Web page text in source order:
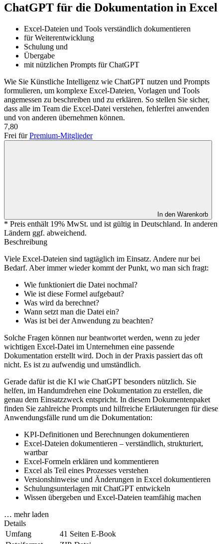
ChatGPT für die Dokumentation in Excel
Excel-Dateien und Tools verständlich dokumentieren
für Weiterentwicklung
Schulung und
Übergabe
mit nützlichen Prompts für ChatGPT
Wie Sie Künstliche Intelligenz wie ChatGPT nutzen und Prompts
formulieren, um komplexe Excel-Dateien, Vorlagen und Tools
angemessen zu beschreiben und zu erklären. So stellen Sie sicher,
dass alle im Team die Excel-Datei verstehen, fehlerfrei anwenden
und von anderen übernehmen können.
7,80
Frei fürPremium-Mitglieder
In den Warenkorb
* Preis enthält 19% MwSt. und ist gültig in Deutschland. In anderen
Ländern ggf. abweichend.
Beschreibung
Viele Excel-Dateien sind tagtäglich im Einsatz. Andere nur bei
Bedarf. Aber immer wieder kommt der Punkt, wo man sich fragt:
Wie funktioniert die Datei nochmal?
Wie ist diese Formel aufgebaut?
Was wird da berechnet?
Wann setzt man die Datei ein?
Was ist bei der Anwendung zu beachten?
Solche Fragen können nur beantwortet werden, wenn zu jeder
wichtigen Excel-Datei im Unternehmen eine passende
Dokumentation erstellt wird. Doch in der Praxis passiert das oft
nicht. Es ist zu aufwendig und umständlich.
Gerade dafür ist die KI wie ChatGPT besonders nützlich. Sie
helfen, im Handumdrehen eine Dokumentation zu erstellen, die
genau dem Einsatzzweck entspricht. In diesem Dokumentenpaket
finden Sie zahlreiche Prompts und hilfreiche Erläuterungen für diese
Anwendungsfälle rund um die Dokumentation:
KPI-Definitionen und Berechnungen dokumentieren
Excel-Dateien dokumentieren – verständlich, strukturiert,
wartbar
Excel-Formeln erklären und kommentieren
Excel als Teil eines Prozesses verstehen
Versionshinweise und Änderungen in Excel dokumentieren
Schulungsunterlagen mit ChatGPT entwickeln
Wissen übergeben und Excel-Dateien teamfähig machen
… mehr laden
Details
Umfang
41 Seiten E-Book